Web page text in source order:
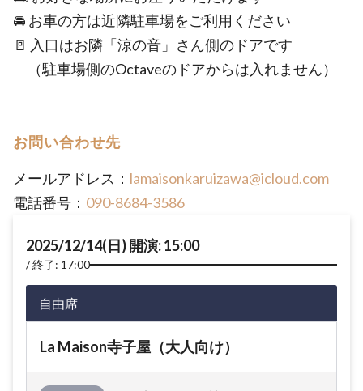
🚘 お車の方は近隣駐車場をご利用ください
🚪 入口はお隣「涼の音」さん側のドアです
（駐車場側のOctaveのドアからは入れません）
お問い合わせ先
メールアドレス： lamaisonkaruizawa@icloud.com
電話番号： 090-8684-3586
2025/12/14(日) 開演: 15:00
終了: 17:00
自由席
La Maison寺子屋（大人向け）